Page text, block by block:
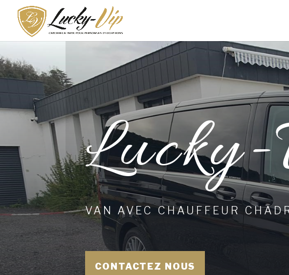
VAN AVEC CHAUFFEUR
CONTACTEZ NOUS